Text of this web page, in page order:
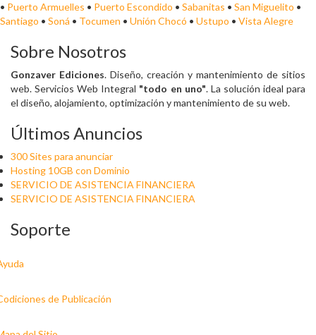
• Puerto Armuelles • Puerto Escondido • Sabanitas • San Miguelito •
Santiago • Soná • Tocumen • Unión Chocó • Ustupo • Vista Alegre
Sobre Nosotros
Gonzaver Ediciones. Diseño, creación y mantenimiento de sitios
web. Servicios Web Integral "todo en uno". La solución ideal para
el diseño, alojamiento, optimización y mantenimiento de su web.
Últimos Anuncios
300 Sites para anunciar
Hosting 10GB con Dominio
SERVICIO DE ASISTENCIA FINANCIERA
SERVICIO DE ASISTENCIA FINANCIERA
Soporte
de Publicación